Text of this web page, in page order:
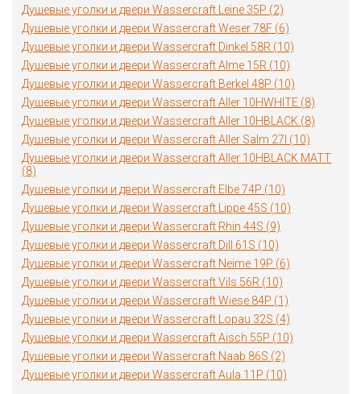
Душевые уголки и двери Wassercraft Leine 35P (2)
Душевые уголки и двери Wassercraft Weser 78F (6)
Душевые уголки и двери Wassercraft Dinkel 58R (10)
Душевые уголки и двери Wassercraft Alme 15R (10)
Душевые уголки и двери Wassercraft Berkel 48P (10)
Душевые уголки и двери Wassercraft Aller 10HWHITE (8)
Душевые уголки и двери Wassercraft Aller 10HBLACK (8)
Душевые уголки и двери Wassercraft Aller Salm 27I (10)
Душевые уголки и двери Wassercraft Aller 10HBLACK MATT
(8)
Душевые уголки и двери Wassercraft Elbe 74P (10)
Душевые уголки и двери Wassercraft Lippe 45S (10)
Душевые уголки и двери Wassercraft Rhin 44S (9)
Душевые уголки и двери Wassercraft Dill 61S (10)
Душевые уголки и двери Wassercraft Neime 19P (6)
Душевые уголки и двери Wassercraft Vils 56R (10)
Душевые уголки и двери Wassercraft Wiese 84P (1)
Душевые уголки и двери Wassercraft Lopau 32S (4)
Душевые уголки и двери Wassercraft Aisch 55P (10)
Душевые уголки и двери Wassercraft Naab 86S (2)
Душевые уголки и двери Wassercraft Aula 11P (10)